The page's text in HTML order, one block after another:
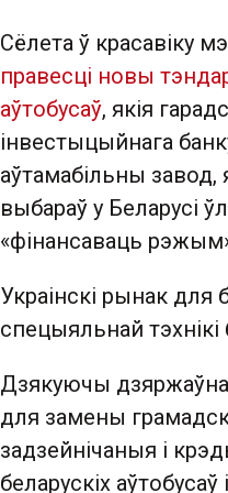
Сёлета ў красавіку
правесці новы
аўтобусаў, якія
інвестыцыйнага
аўтамабільны завод,
выбараў у Беларусі
«фінансаваць
Украінскі рынак для
спецыяльнай
Дзякуючы
для замены
задзейнічаныя і
беларускіх